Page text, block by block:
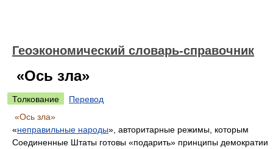
Геоэкономический словарь-справочник
«Ось зла»
Толкование
Перевод
«Ось зла»
«неправильные народы», авторитарные режимы, которым
Соединенные Штаты готовы «подарить» принципы демократии